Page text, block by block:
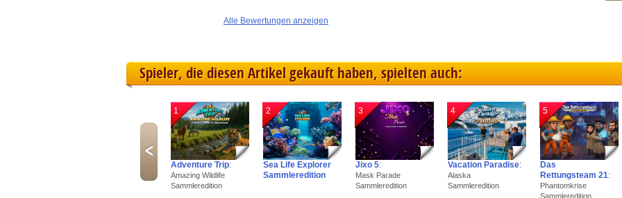
Alle Bewertungen anzeigen
Spieler, die diesen Artikel gekauft haben, spielten auch:
1
Adventure Trip:
Amazing Wildlife
Sammleredition
2
Sea Life Explorer
Sammleredition
3
Jixo 5:
Mask Parade
Sammleredition
4
Vacation Paradise:
Alaska
Sammleredition
5
Das
Rettungsteam 21:
Phantomkrise
Sammleredition